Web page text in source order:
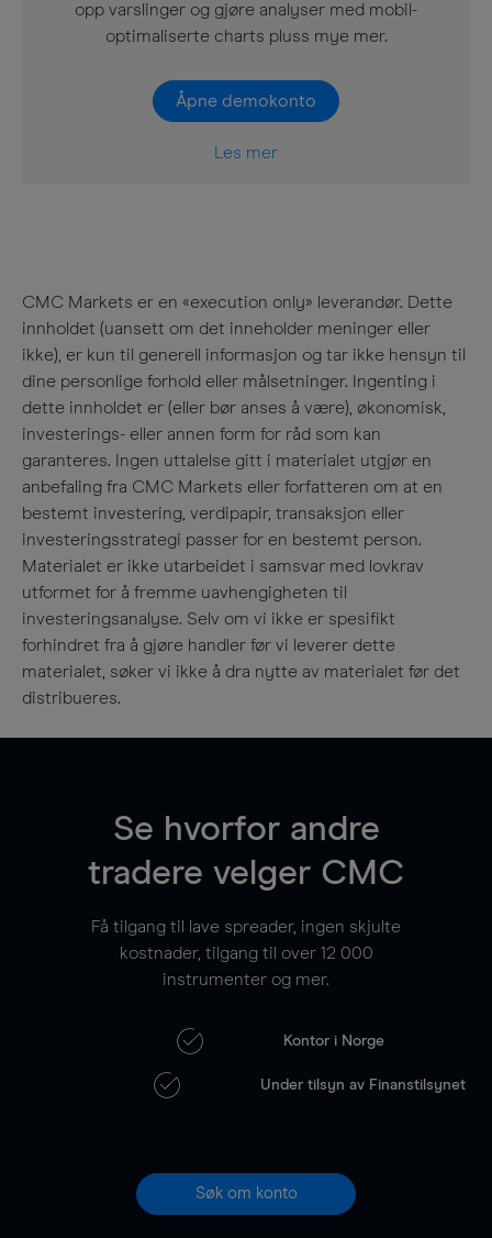
opp varslinger og gjøre analyser med mobil-
optimaliserte charts pluss mye mer.
Åpne demokonto
Les mer
CMC Markets er en «execution only» leverandør. Dette
innholdet (uansett om det inneholder meninger eller
ikke), er kun til generell informasjon og tar ikke hensyn til
dine personlige forhold eller målsetninger. Ingenting i
dette innholdet er (eller bør anses å være), økonomisk,
investerings- eller annen form for råd som kan
garanteres. Ingen uttalelse gitt i materialet utgjør en
anbefaling fra CMC Markets eller forfatteren om at en
bestemt investering, verdipapir, transaksjon eller
investeringsstrategi passer for en bestemt person.
Materialet er ikke utarbeidet i samsvar med lovkrav
utformet for å fremme uavhengigheten til
investeringsanalyse. Selv om vi ikke er spesifikt
forhindret fra å gjøre handler før vi leverer dette
materialet, søker vi ikke å dra nytte av materialet før det
distribueres.
Se hvorfor andre
tradere velger CMC
Få tilgang til lave spreader, ingen skjulte
kostnader, tilgang til over 12 000
instrumenter og mer.
Kontor i Norge
Under tilsyn av Finanstilsynet
Søk om konto